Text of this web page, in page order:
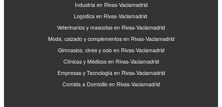
Industria en Rivas-Vaciamadrid
Logística en Rivas-Vaciamadrid
Veterinarios y mascotas en Rivas-Vaciamadrid
Moda, calzado y complementos en Rivas-Vaciamadrid
Gimnasios, cines y ocio en Rivas-Vaciamadrid
Clínicas y Médicos en Rivas-Vaciamadrid
Empresas y Tecnología en Rivas-Vaciamadrid
Comida a Domicilio en Rivas-Vaciamadrid